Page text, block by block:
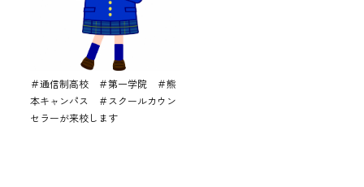
＃通信制高校 ＃第一学院 ＃熊
本キャンパス ＃スクールカウン
セラーが来校します